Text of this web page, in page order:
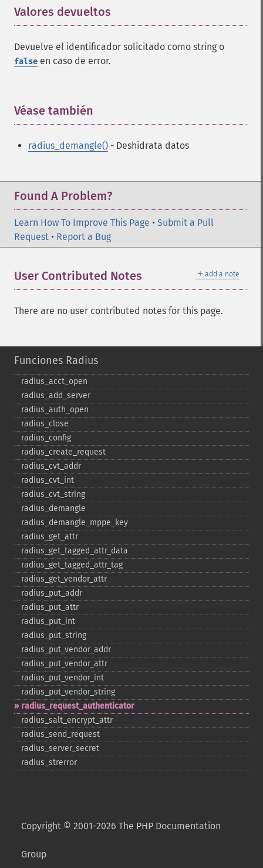
Valores devueltos
Devuelve el identificador solicitado como string o
false en caso de error.
Véase también
radius_demangle() - Deshidrata datos
Found A Problem?
Learn How To Improve This Page • Submit a Pull
Request • Report a Bug
＋ add a note
User Contributed Notes
There are no user contributed notes for this page.
Funciones Radius
radius_​acct_​open
radius_​add_​server
radius_​auth_​open
radius_​close
radius_​config
radius_​create_​request
radius_​cvt_​addr
radius_​cvt_​int
radius_​cvt_​string
radius_​demangle
radius_​demangle_​mppe_​key
radius_​get_​attr
radius_​get_​tagged_​attr_​data
radius_​get_​tagged_​attr_​tag
radius_​get_​vendor_​attr
radius_​put_​addr
radius_​put_​attr
radius_​put_​int
radius_​put_​string
radius_​put_​vendor_​addr
radius_​put_​vendor_​attr
radius_​put_​vendor_​int
radius_​put_​vendor_​string
radius_​request_​authenticator
radius_​salt_​encrypt_​attr
radius_​send_​request
radius_​server_​secret
radius_​strerror
Copyright © 2001-2026 The PHP Documentation
Group